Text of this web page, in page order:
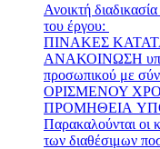
Ανοικτή
του έργου:
ΠΙΝΑΚΕΣ
ΑΝΑΚΟΙΝΩΣΗ υπ’
προσωπικού με
ΟΡΙΣΜΕΝΟΥ
ΠΡΟΜΗΘΕΙΑ
Παρακαλούνται οι
των διαθέσιμων